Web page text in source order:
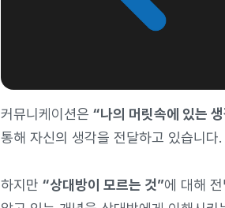
커뮤니케이션은 “나의 머릿속에 있는
통해 자신의 생각을 전달하고 있습니
하지만 “상대방이 모르는 것”에 대해